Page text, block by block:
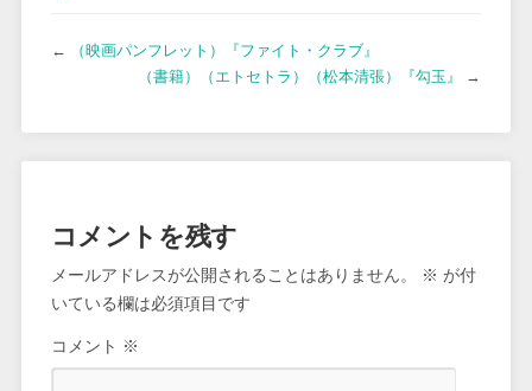
←
（映画パンフレット）『ファイト・クラブ』
（書籍）（エトセトラ）（松本清張）『勾玉』
→
コメントを残す
メールアドレスが公開されることはありません。 ※ が付
いている欄は必須項目です
コメント ※